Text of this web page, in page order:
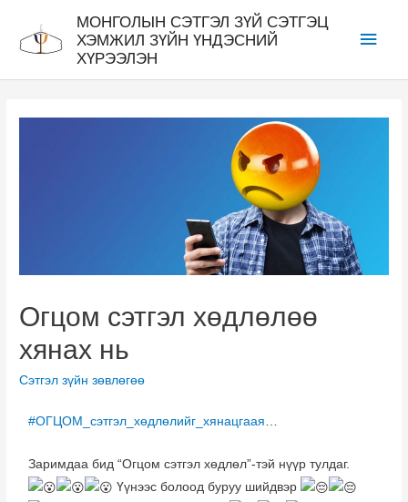
МОНГОЛЫН СЭТГЭЛ ЗҮЙ СЭТГЭЦ
ХЭМЖИЛ ЗҮЙН ҮНДЭСНИЙ
ХҮРЭЭЛЭН
Огцом сэтгэл хөдлөлөө
хянах нь
Сэтгэл зүйн зөвлөгөө
#ОГЦОМ_сэтгэл_хөдлөлийг_хянацгаая …
Заримдаа бид “Огцом сэтгэл хөдлөл”-тэй нүүр тулдаг.
Үүнээс болоод буруу шийдвэр